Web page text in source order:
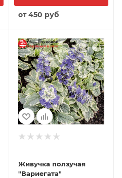
от450 руб
Живучка ползучая
"Вариегата"